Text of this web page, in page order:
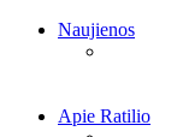
Naujienos
Apie Ratilio